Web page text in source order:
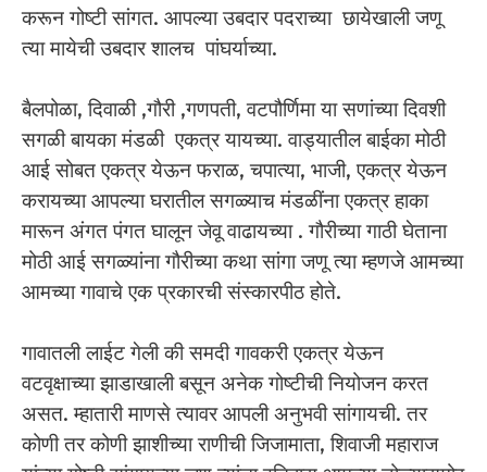
करून गोष्टी सांगत. आपल्या उबदार पदराच्या छायेखाली जणू
त्या मायेची उबदार शालच पांघर्याच्या.
बैलपोळा, दिवाळी ,गौरी ,गणपती, वटपौर्णिमा या सणांच्या दिवशी
सगळी बायका मंडळी एकत्र यायच्या. वाड्यातील बाईका मोठी
आई सोबत एकत्र येऊन फराळ, चपात्या, भाजी, एकत्र येऊन
करायच्या आपल्या घरातील सगळ्याच मंडळींना एकत्र हाका
मारून अंगत पंगत घालून जेवू वाढायच्या . गौरीच्या गाठी घेताना
मोठी आई सगळ्यांना गौरीच्या कथा सांगा जणू त्या म्हणजे आमच्या
आमच्या गावाचे एक प्रकारची संस्कारपीठ होते.
गावातली लाईट गेली की समदी गावकरी एकत्र येऊन
वटवृक्षाच्या झाडाखाली बसून अनेक गोष्टीची नियोजन करत
असत. म्हातारी माणसे त्यावर आपली अनुभवी सांगायची. तर
कोणी तर कोणी झाशीच्या राणीची जिजामाता, शिवाजी महाराज